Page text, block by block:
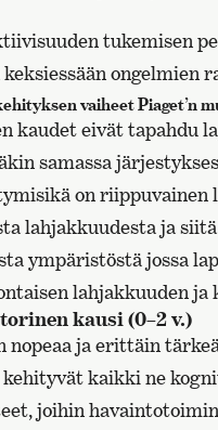
tukemisen
ongelmien
vaiheet Piaget’n
kaudet eivät tapahdu
samassa
on riippuvainen
lahjakkuudesta ja
ympäristöstä jossa
lahjakkuuden ja
kausi (0–2 v.)
nopeaa ja erittäin
kehityvät kaikki ne
joihin